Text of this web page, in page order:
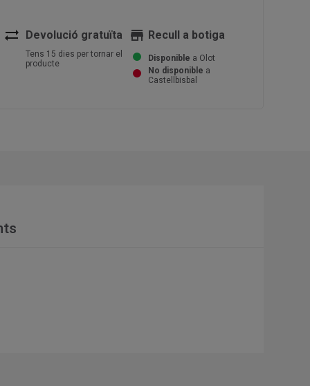
sync_alt Devolució gratuïta
Tens 15 dies per tornar el
producte
store Recull a botiga
Disponible a Olot
No disponible a
Castellbisbal